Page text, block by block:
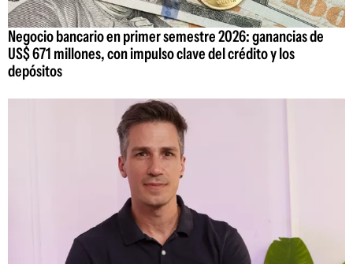
Negocio bancario en primer semestre 2026: ganancias de
US$ 671 millones, con impulso clave del crédito y los
depósitos